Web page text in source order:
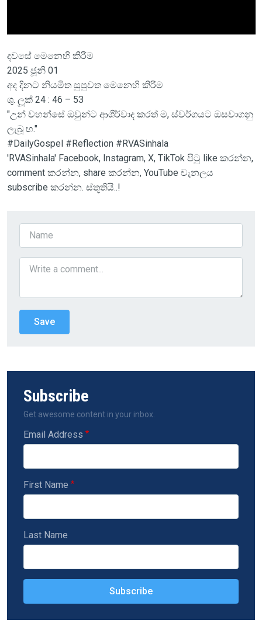
දවසේ මෙනෙහි කිරීම
2025 ජූනි 01
අද දිනට නියමිත සුපුවත මෙනෙහි කිරිම
ශු. ලූක් 24 : 46 – 53
"උන් වහන්සේ ඔවුන්ට ආශීර්වාද කරත් ම, ස්වර්ගයට ඔසවාගනු
ලැබූ හ."
#DailyGospel #Reflection #RVASinhala
'RVASinhala' Facebook, Instagram, X, TikTok පිටු like කරන්න,
comment කරන්න, share කරන්න, YouTube චැනලය
subscribe කරන්න. ස්තූතියි..!
Subscribe
Get awesome content in your inbox.
Email Address
First Name
Last Name